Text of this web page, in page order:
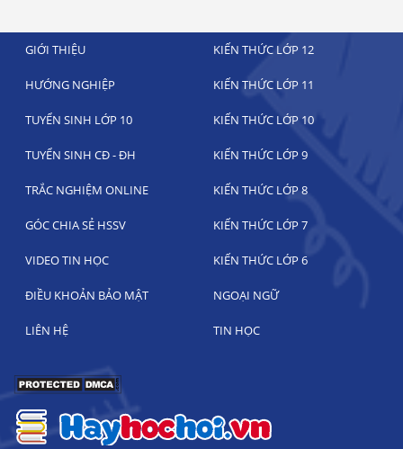
GIỚI THIỆU KIẾN THỨC LỚP 12
HƯỚNG NGHIỆP KIẾN THỨC LỚP 11
TUYỂN SINH LỚP 10 KIẾN THỨC LỚP 10
TUYỂN SINH CĐ - ĐH KIẾN THỨC LỚP 9
TRẮC NGHIỆM ONLINE KIẾN THỨC LỚP 8
GÓC CHIA SẺ HSSV KIẾN THỨC LỚP 7
VIDEO TIN HỌC KIẾN THỨC LỚP 6
ĐIỀU KHOẢN BẢO MẬT NGOẠI NGỮ
LIÊN HỆ TIN HỌC